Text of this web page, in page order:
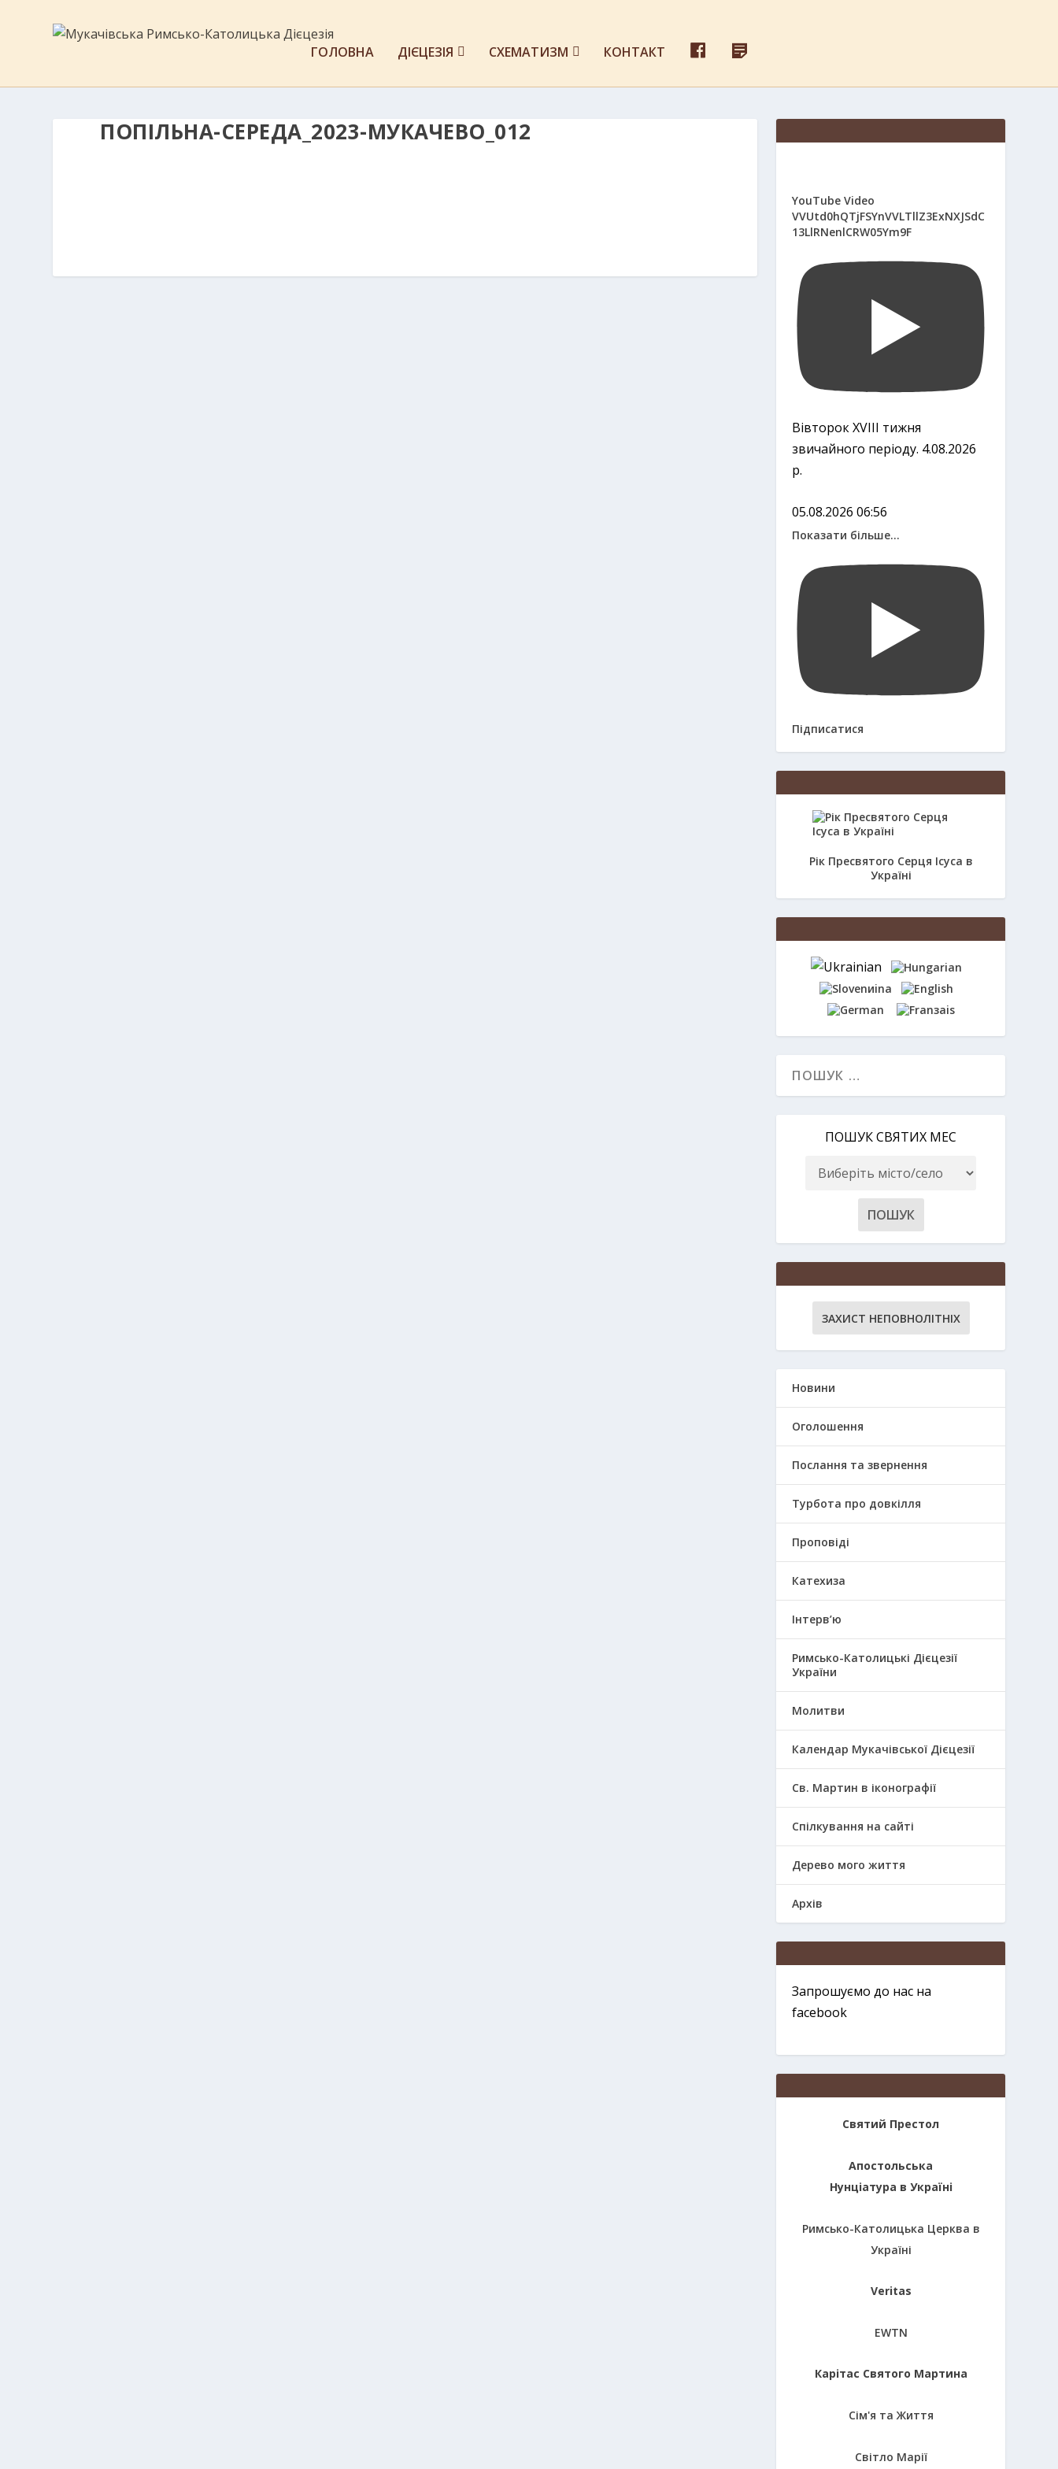
ГОЛОВНА ДІЄЦЕЗІЯ СХЕМАТИЗМ КОНТАКТ
E
Д
С
ПОПІЛЬНА-СЕРЕДА_2023-МУКАЧЕВО_012
YouTube Video
VVUtd0hQTjFSYnVVLTllZ3ExNXJSdC
13LlRNenlCRW05Ym9F
Вівторок ХVІІІ тижня
звичайного періоду. 4.08.2026
р.
05.08.2026 06:56
Показати більше...
Підписатися
Рік Пресвятого Серця Ісуса в
Україні
ПОШУК СВЯТИХ МЕС
ЗАХИСТ НЕПОВНОЛІТНІХ
Новини
Оголошення
Послання та звернення
Турбота про довкілля
Проповіді
Катехиза
Інтерв’ю
Римсько-Католицькі Дієцезії
України
Молитви
Календар Мукачівської Дієцезії
Св. Мартин в іконографії
Спілкування на сайті
Дерево мого життя
Архів
Запрошуємо до нас на
facebook
Святий Престол
Апостольська
Нунціатура в Україні
Римсько-Католицька Церква в
Україні
Veritas
EWTN
Карітас Святого Мартина
Сім'я та Життя
Світло Марії